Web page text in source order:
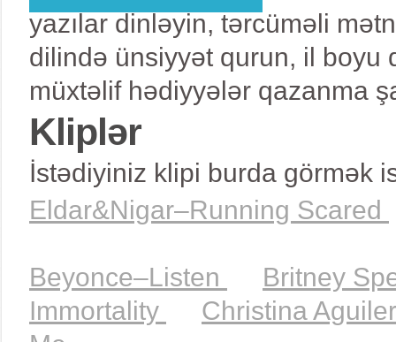
yazılar dinləyin, tərcüməli
dilində ünsiyyət qurun, il boyu
müxtəlif hədiyyələr qazanma
Kliplər
İstədiyiniz klipi burda görmək
Eldar&Nigar–Running Scared
Beyonce–Listen
Britney
Immortality
Christina